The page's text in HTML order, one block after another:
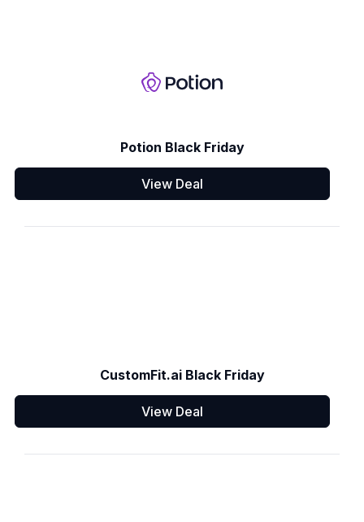
Potion Black Friday
View Deal
CustomFit.ai Black Friday
View Deal